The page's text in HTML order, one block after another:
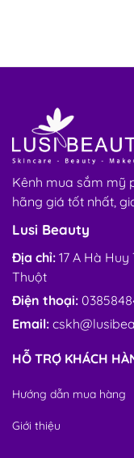
Kênh mua sắm mỹ
hãng giá tốt nhất,
Lusi Beauty
Địa chỉ: 17 A Hà
Thuột
Điện thoại:
Email:
HỖ TRỢ KHÁCH
Hướng dẫn mua hàng
Giới thiệu